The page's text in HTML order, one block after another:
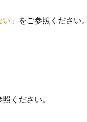
い 」をご参照ください。
照ください。